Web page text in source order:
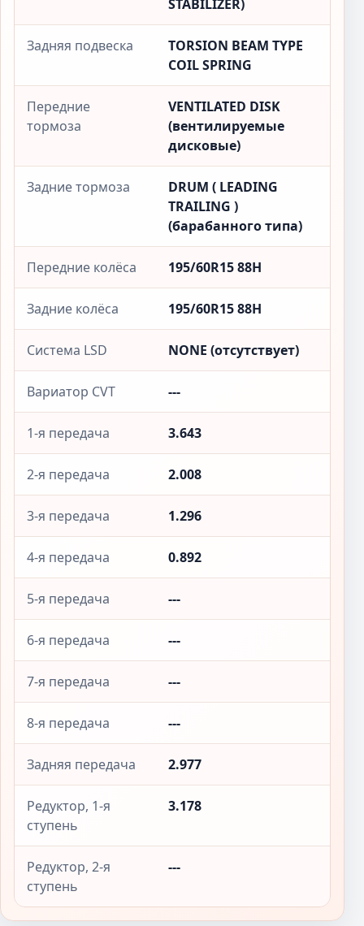
STABILIZER)
Задняя подвеска
TORSION BEAM TYPE
COIL SPRING
Передние
тормоза
VENTILATED DISK
(вентилируемые
дисковые)
Задние тормоза
DRUM ( LEADING
TRAILING )
(барабанного типа)
Передние колёса 195/60R15 88H
Задние колёса 195/60R15 88H
Система LSD NONE (отсутствует)
Вариатор CVT ---
1-я передача 3.643
2-я передача 2.008
3-я передача 1.296
4-я передача 0.892
5-я передача ---
6-я передача ---
7-я передача ---
8-я передача ---
Задняя передача 2.977
Редуктор, 1-я
ступень
3.178
Редуктор, 2-я
ступень
---